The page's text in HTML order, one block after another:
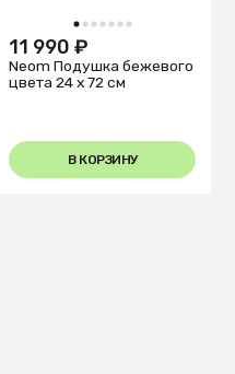
1 2 3 4 5 6 7
11 990 ₽
Neom Подушка бежевого
цвета 24 x 72 см
В КОРЗИНУ